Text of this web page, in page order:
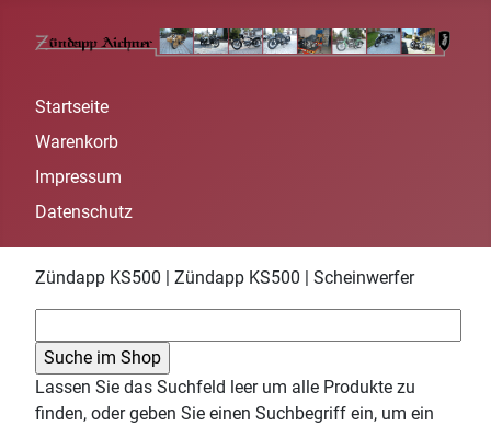
Startseite
Warenkorb
Impressum
Datenschutz
Zündapp KS500 | Zündapp KS500 | Scheinwerfer
Lassen Sie das Suchfeld leer um alle Produkte zu
finden, oder geben Sie einen Suchbegriff ein, um ein